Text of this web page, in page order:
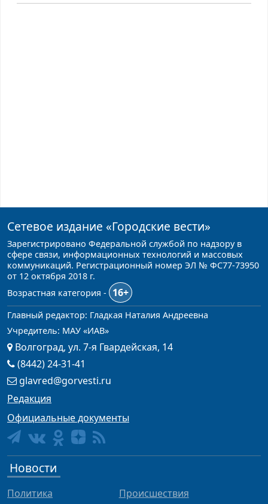
Сетевое издание «Городские вести»
Зарегистрировано Федеральной службой по надзору в
сфере связи, информационных технологий и массовых
коммуникаций. Регистрационный номер ЭЛ № ФС77-73950
от 12 октября 2018 г.
Возрастная категория -
16+
Главный редактор: Гладкая Наталия Андреевна
Учредитель: МАУ «ИАВ»
Волгоград, ул. 7-я Гвардейская, 14
(8442) 24-31-41
glavred@gorvesti.ru
Редакция
Официальные документы
Новости
Политика
Происшествия